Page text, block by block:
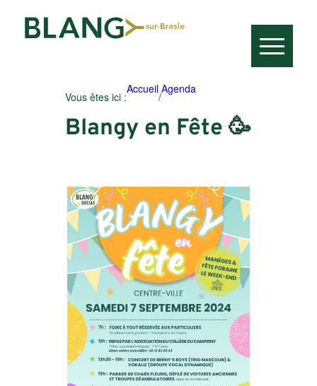
Vous êtes ici :
Accueil
/
Agenda
Blangy en Fête 🥳